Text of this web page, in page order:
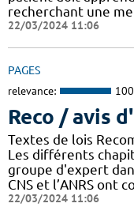
recherchant une
22/03/2024 11:06
PAGES
relevance:
Reco / avis
Textes de lois
Les différents
groupe d'expert
CNS et l’ANRS ont
22/03/2024 11:06